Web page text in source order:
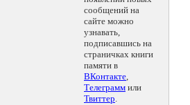
сообщений на
сайте можно
узнавать,
подписавшись на
страничках книги
памяти в
ВКонтакте,
Телеграмм или
Твиттер.